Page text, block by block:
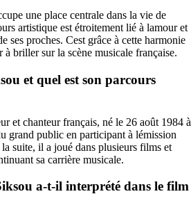
une place centrale dans la vie de
artistique est étroitement lié à lamour et
ses proches. Cest grâce à cette harmonie
briller sur la scène musicale française.
et quel est son parcours
et chanteur français, né le 26 août 1984 à
grand public en participant à lémission
suite, il a joué dans plusieurs films et
sa carrière musicale.
a-t-il interprété dans le film